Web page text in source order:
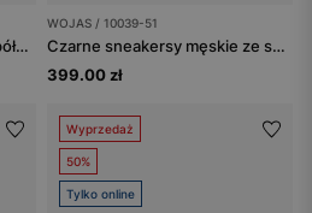
Ciemnobrązowe wizytowe półbuty męskie ze skóry licowej
WOJAS / 10039-51
Czarne sneakersy męskie ze skóry licowej
399.00 zł
Wyprzedaż
50%
Tylko online